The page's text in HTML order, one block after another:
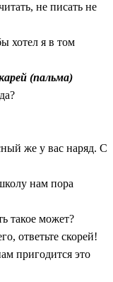
не писать не
хотел я в том
(пальма)
же у вас наряд. С
нам пора
такое может?
ответьте скорей!
пригодится это